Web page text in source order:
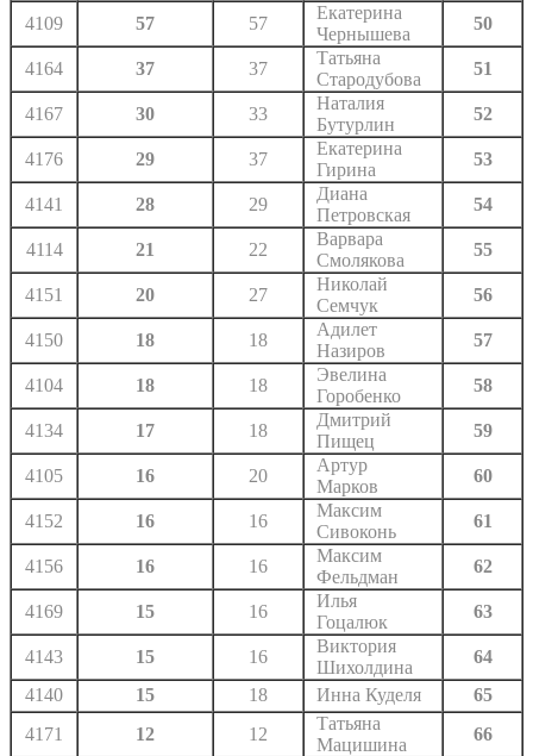
4109 57 57
Екатерина
Чернышева
50
4164 37 37
Татьяна
Стародубова
51
4167 30 33
Наталия
Бутурлин
52
4176 29 37
Екатерина
Гирина
53
4141 28 29
Диана
Петровская
54
4114 21 22
Варвара
Смолякова
55
4151 20 27
Николай
Семчук
56
4150 18 18
Адилет
Назиров
57
4104 18 18
Эвелина
Горобенко
58
4134 17 18
Дмитрий
Пищец
59
4105 16 20
Артур
Марков
60
4152 16 16
Максим
Сивоконь
61
4156 16 16
Максим
Фельдман
62
4169 15 16
Илья
Гоцалюк
63
4143 15 16
Виктория
Шихолдина
64
4140
15 18 Инна Куделя
65
4171
12 12
Татьяна
Мацишина
66